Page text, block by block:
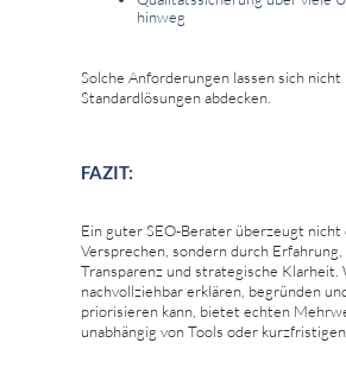
hinweg
Solche Anforderungen lassen sich nicht
Standardlösungen abdecken.
FAZIT:
Ein guter SEO-Berater überzeugt nicht
Versprechen, sondern durch Erfahrung,
Transparenz und strategische Klarheit.
nachvollziehbar erklären, begründen
priorisieren kann, bietet echten
unabhängig von Tools oder kurzfristigen